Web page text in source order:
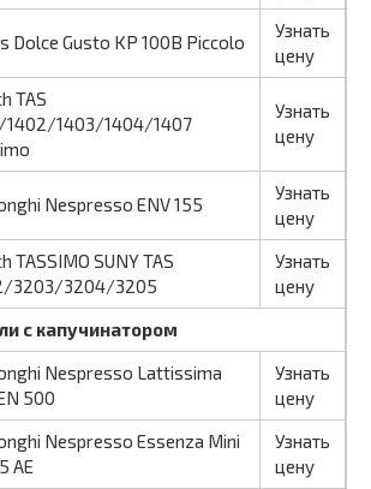
Dolce Gusto KP 100B Piccolo
Узнать
цену
TAS
1402/1403/1404/1407
Узнать
цену
Nespresso ENV 155
Узнать
цену
TASSIMO SUNY TAS
3203/3204/3205
Узнать
цену
с капучинатором
Nespresso Lattissima
500
Узнать
цену
Nespresso Essenza Mini
AE
Узнать
цену